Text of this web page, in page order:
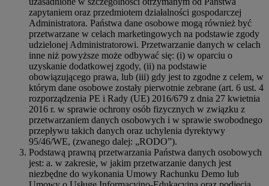
zapytaniem oraz przedmiotem działalności gospodarczej
Administratora. Państwa dane osobowe mogą również być
przetwarzane w celach marketingowych na podstawie zgody
udzielonej Administratorowi. Przetwarzanie danych w celach
inne niż powyższe może odbywać się: (i) w oparciu o
uzyskanie dodatkowej zgody, (ii) na podstawie
obowiązującego prawa, lub (iii) gdy jest to zgodne z celem, w
którym dane osobowe zostały pierwotnie zebrane (art. 6 ust. 4
rozporządzenia PE i Rady (UE) 2016/679 z dnia 27 kwietnia
2016 r. w sprawie ochrony osób fizycznych w związku z
przetwarzaniem danych osobowych i w sprawie swobodnego
przepływu takich danych oraz uchylenia dyrektywy
95/46/WE, (zwanego dalej: „RODO”).
Podstawą prawną przetwarzania Państwa danych osobowych
jest: a. w zakresie, w jakim przetwarzanie danych jest
niezbędne do wykonania Umowy Rachunku Demo lub